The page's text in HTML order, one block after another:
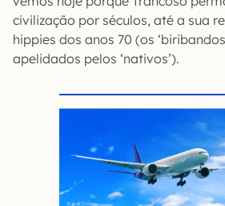
civilização por séculos, até a sua
hippies dos anos 70 (os
apelidados pelos ‘nativos’).